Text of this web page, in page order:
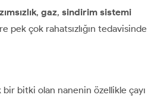
, gaz, sindirim sistemi
pek çok rahatsızlığın tedavisinde
bir bitki olan nanenin özellikle çayı